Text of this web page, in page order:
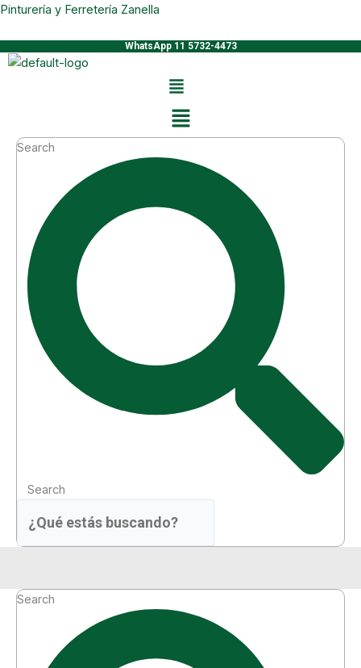
Ir
Pinturería y Ferretería Zanella
WhatsApp 11 5732-4473
Menú
Search
Search
Search